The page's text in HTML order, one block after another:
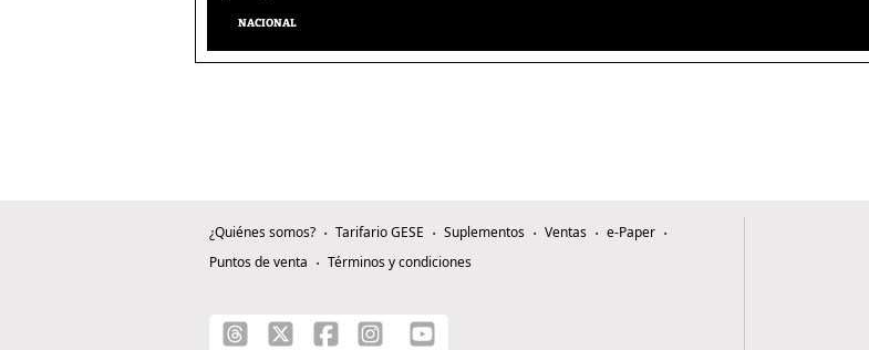
NACIONAL
¿Quiénes somos? Tarifario GESE Suplementos Ventas
e-Paper
Puntos de venta
Términos y condiciones